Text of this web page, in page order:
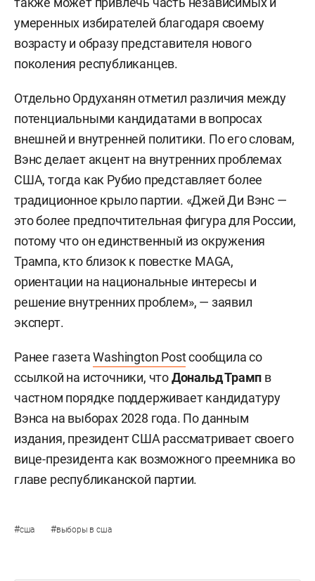
умеренных избирателей благодаря своему
возрасту и образу представителя нового
поколения республиканцев.
Отдельно Ордуханян отметил различия между
потенциальными кандидатами в вопросах
внешней и внутренней политики. По его словам,
Вэнс делает акцент на внутренних проблемах
США, тогда как Рубио представляет более
традиционное крыло партии. «Джей Ди Вэнс —
это более предпочтительная фигура для России,
потому что он единственный из окружения
Трампа, кто близок к повестке MAGA,
ориентации на национальные интересы и
решение внутренних проблем», — заявил
эксперт.
Ранее газетаWashington Postсообщила со
ссылкой на источники, чтоДональд Трамп в
частном порядке поддерживает кандидатуру
Вэнса на выборах 2028 года. По данным
издания, президент США рассматривает своего
вице-президента как возможного преемника во
главе республиканской партии.
#сша #выборы в сша